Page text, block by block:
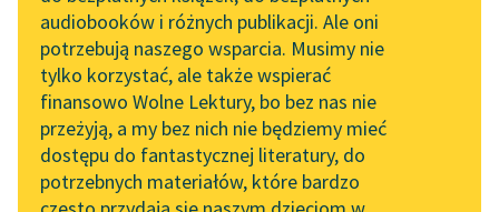
literatury skandynawskiej
Spotkanie z Katarzyną
Tunkiel w Oslo
Wolne Lektury na 32.
Pol’and’Rock Festivalu
„Kochanek Lady
Leśmianator
Przewodnik dla piszących i
czytających
API
OAI-PMH
audiobooków i różnych publikacji. Ale oni
potrzebują naszego wsparcia. Musimy nie
tylko korzystać, ale także wspierać
finansowo Wolne Lektury, bo bez nas nie
przeżyją, a my bez nich nie będziemy mieć
dostępu do fantastycznej literatury, do
potrzebnych materiałów, które bardzo
(Szekspir)
Sen nocy letniej
Śpij! Ja cię w moje
owinę ramiona,
A wy, me wróżki,
wszystkie się oddalcie.